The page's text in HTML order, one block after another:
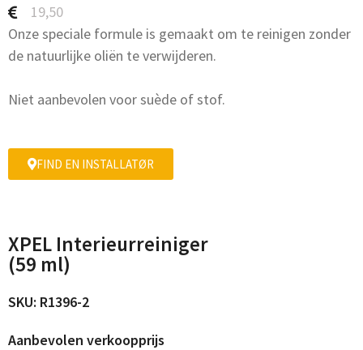
19,50
Onze speciale formule is gemaakt om te reinigen zonder
de natuurlijke oliën te verwijderen.
Niet aanbevolen voor suède of stof.
FIND EN INSTALLATØR
XPEL Interieurreiniger
(59 ml)
SKU: R1396-2
Aanbevolen verkoopprijs